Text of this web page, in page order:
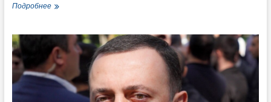
ПодробнееТрагедия
обнаружено
19
тел,
спасатели
расширяют